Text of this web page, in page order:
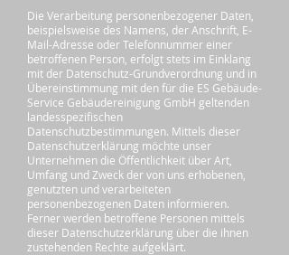
Die Verarbeitung personenbezogener Daten,
beispielsweise des Namens, der Anschrift, E-
Mail-Adresse oder Telefonnummer einer
betroffenen Person, erfolgt stets im Einklang
mit der Datenschutz-Grundverordnung und in
Übereinstimmung mit den für die ES Gebäude-
Service Gebäudereinigung GmbH geltenden
landesspezifischen
Datenschutzbestimmungen. Mittels dieser
Datenschutzerklärung möchte unser
Unternehmen die Öffentlichkeit über Art,
Umfang und Zweck der von uns erhobenen,
genutzten und verarbeiteten
personenbezogenen Daten informieren.
Ferner werden betroffene Personen mittels
dieser Datenschutzerklärung über die ihnen
zustehenden Rechte aufgeklärt.